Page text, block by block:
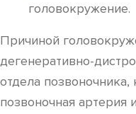
головокружение.
Причиной
дегенеративно-
отдела
позвоночная артерия